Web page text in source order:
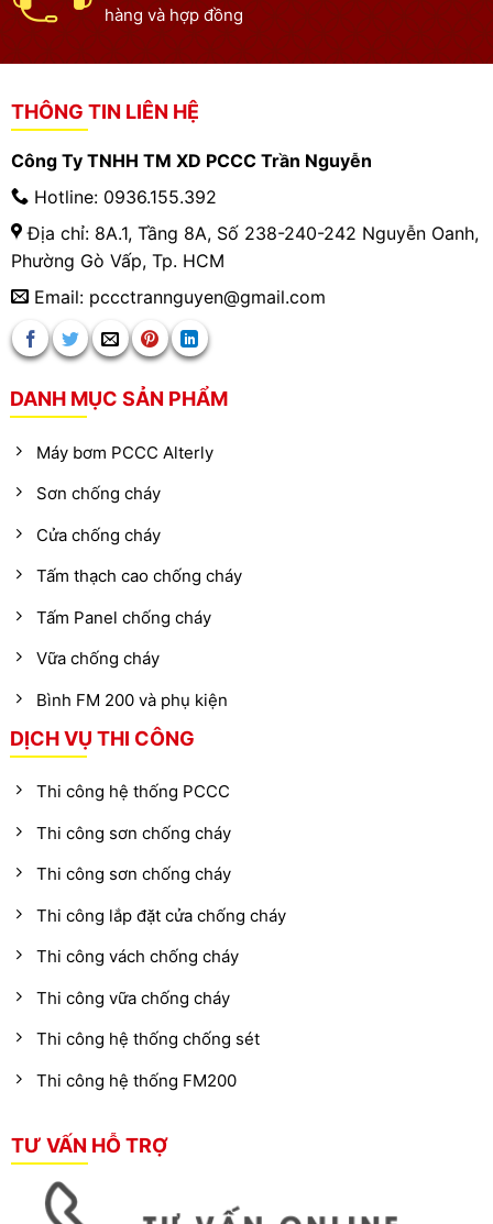
hàng và hợp đồng
THÔNG TIN LIÊN HỆ
Công Ty TNHH TM XD PCCC Trần Nguyễn
Hotline: 0936.155.392
Địa chỉ: 8A.1, Tầng 8A, Số 238-240-242 Nguyễn Oanh,
Phường Gò Vấp, Tp. HCM
Email: pccctrannguyen@gmail.com
DANH MỤC SẢN PHẨM
Máy bơm PCCC Alterly
Sơn chống cháy
Cửa chống cháy
Tấm thạch cao chống cháy
Tấm Panel chống cháy
Vữa chống cháy
Bình FM 200 và phụ kiện
DỊCH VỤ THI CÔNG
Thi công hệ thống PCCC
Thi công sơn chống cháy
Thi công sơn chống cháy
Thi công lắp đặt cửa chống cháy
Thi công vách chống cháy
Thi công vữa chống cháy
Thi công hệ thống chống sét
Thi công hệ thống FM200
TƯ VẤN HỖ TRỢ